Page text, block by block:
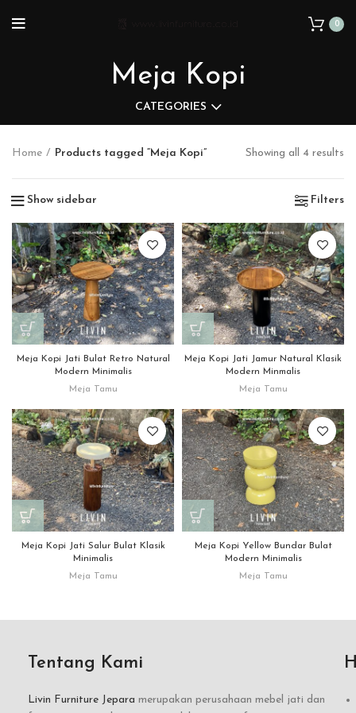
0
Meja Kopi
CATEGORIES
Home Products tagged “Meja Kopi” Showing all 4 results
Show sidebar Filters
Meja Kopi Jati Bulat Retro Natural
Modern Minimalis
Meja Tamu
Meja Kopi Jati Jamur Natural Klasik
Modern Minmalis
Meja Tamu
Meja Kopi Jati Salur Bulat Klasik
Minimalis
Meja Tamu
Meja Kopi Yellow Bundar Bulat
Modern Minimalis
Meja Tamu
Tentang Kami
Livin Furniture Jepara merupakan perusahaan mebel jati dan